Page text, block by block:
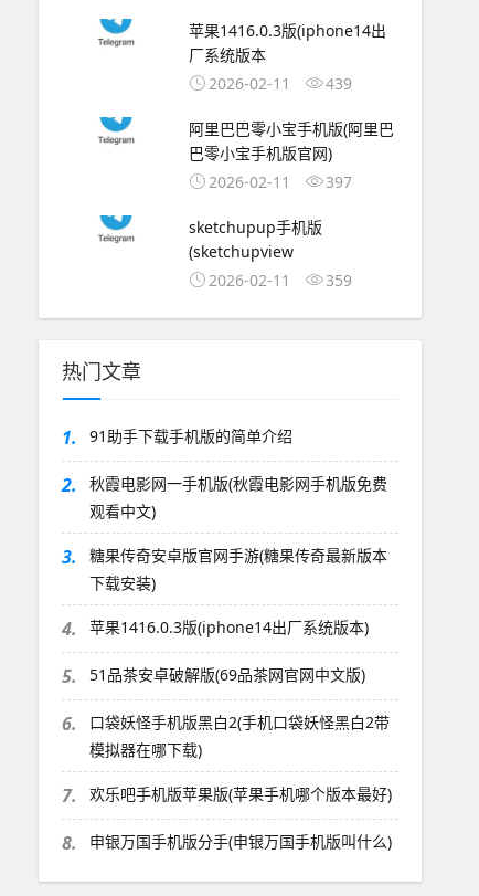
苹果1416.0.3版(iphone14出
厂系统版本
2026-02-11
439
阿里巴巴零小宝手机版(阿里巴
巴零小宝手机版官网)
2026-02-11
397
sketchupup手机版
(sketchupview
2026-02-11
359
热门文章
1. 91助手下载手机版的简单介绍
2.
秋霞电影网一手机版(秋霞电影网手机版免费
观看中文)
3.
糖果传奇安卓版官网手游(糖果传奇最新版本
下载安装)
4. 苹果1416.0.3版(iphone14出厂系统版本)
5. 51品茶安卓破解版(69品茶网官网中文版)
6.
口袋妖怪手机版黑白2(手机口袋妖怪黑白2带
模拟器在哪下载)
7. 欢乐吧手机版苹果版(苹果手机哪个版本最好)
8. 申银万国手机版分手(申银万国手机版叫什么)